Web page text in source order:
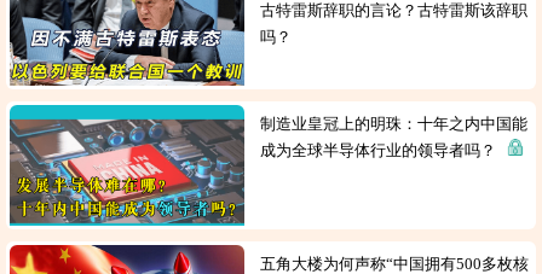
古特雷斯辞职的言论？古特雷斯该辞职
吗？
制造业皇冠上的明珠：十年之内中国能
成为全球半导体行业的领导者吗？
五角大楼为何声称“中国拥有500多枚核